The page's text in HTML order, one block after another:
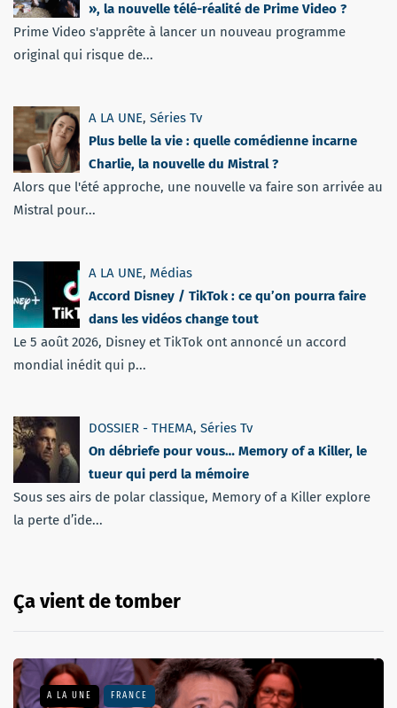
», la nouvelle télé-réalité de Prime Video ?
Prime Video s'apprête à lancer un nouveau programme
original qui risque de...
A LA UNE, Séries Tv
Plus belle la vie : quelle comédienne incarne
Charlie, la nouvelle du Mistral ?
Alors que l'été approche, une nouvelle va faire son arrivée au
Mistral pour...
A LA UNE, Médias
Accord Disney / TikTok : ce qu’on pourra faire
dans les vidéos change tout
Le 5 août 2026, Disney et TikTok ont annoncé un accord
mondial inédit qui p...
DOSSIER - THEMA, Séries Tv
On débriefe pour vous… Memory of a Killer, le
tueur qui perd la mémoire
Sous ses airs de polar classique, Memory of a Killer explore
la perte d’ide...
Ça vient de tomber
A LA UNE FRANCE